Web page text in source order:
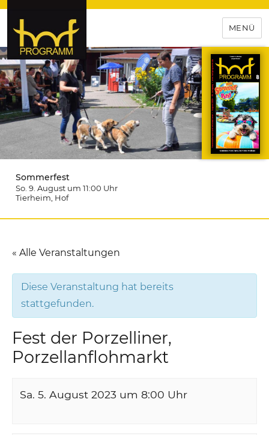
hof-programm – das
Veranstaltungsportal für
Hochfranken
MENÜ
Sommerfest
So. 9. August um 11:00 Uhr
Tierheim , Hof
« Alle Veranstaltungen
Diese Veranstaltung hat bereits
stattgefunden.
Fest der Porzelliner,
Porzellanflohmarkt
Sa. 5. August 2023 um 8:00 Uhr